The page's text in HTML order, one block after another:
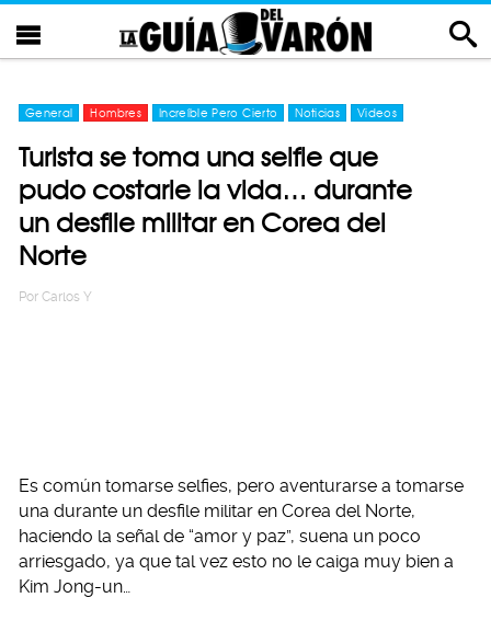
General Hombres Increíble Pero Cierto Noticias Videos
Turista se toma una selfie que
pudo costarle la vida… durante
un desfile militar en Corea del
Norte
Por Carlos Y
Es común tomarse selfies, pero aventurarse a tomarse
una durante un desfile militar en Corea del Norte,
haciendo la señal de “amor y paz”, suena un poco
arriesgado, ya que tal vez esto no le caiga muy bien a
Kim Jong-un…